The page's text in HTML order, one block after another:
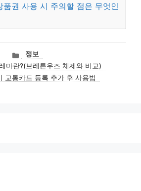
품권 사용 시 주의할 점은 무엇인
카
테
고
리
정보
마란?(브레튼우즈 체제와 비교)
교통카드 등록 추가 후 사용법